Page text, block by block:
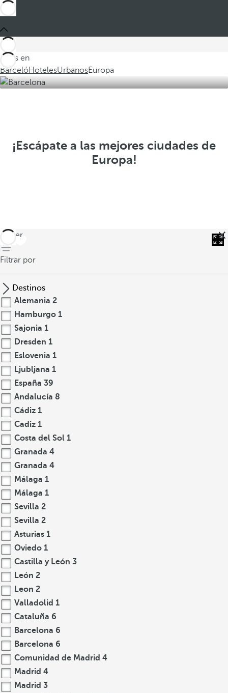
Estás en
BarcelóHotelesUrbanosEuropa
¡Escápate a las mejores ciudades de
Europa!
volver
Filtrar por
Destinos
Alemania 2
Hamburgo 1
Sajonia 1
Dresden 1
Eslovenia 1
Ljubljana 1
España 39
Andalucía 8
Cádiz 1
Cadiz 1
Costa del Sol 1
Granada 4
Granada 4
Málaga 1
Málaga 1
Sevilla 2
Sevilla 2
Asturias 1
Oviedo 1
Castilla y León 3
León 2
Leon 2
Valladolid 1
Cataluña 6
Barcelona 6
Barcelona 6
Comunidad de Madrid 4
Madrid 4
Madrid 3